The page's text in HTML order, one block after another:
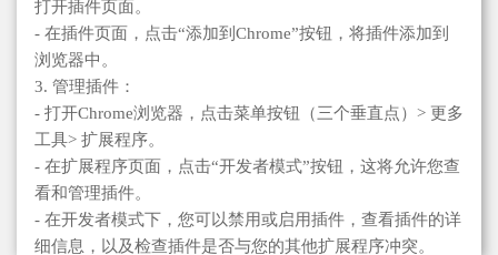
打开插件页面。
- 在插件页面，点击“添加到Chrome”按钮，将插件添加到
浏览器中。
3. 管理插件：
- 打开Chrome浏览器，点击菜单按钮（三个垂直点）> 更多
工具> 扩展程序。
- 在扩展程序页面，点击“开发者模式”按钮，这将允许您查
看和管理插件。
- 在开发者模式下，您可以禁用或启用插件，查看插件的详
细信息，以及检查插件是否与您的其他扩展程序冲突。